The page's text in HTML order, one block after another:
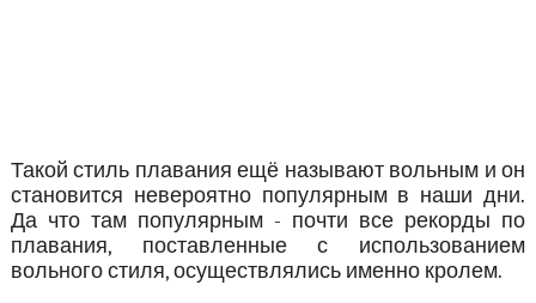
Такой стиль плавания ещё называют вольным и он
становится невероятно популярным в наши дни.
Да что там популярным - почти все рекорды по
плавания, поставленные с использованием
вольного стиля, осуществлялись именно кролем.